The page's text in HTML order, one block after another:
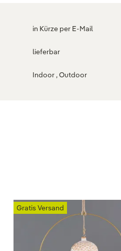
in Kürze per E-Mail
lieferbar
Indoor , Outdoor
Gratis Versand